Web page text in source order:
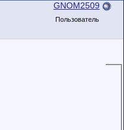
GNOM2509
Пользователь